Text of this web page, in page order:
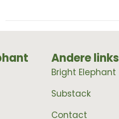
Andere links
Bright Elephant
Substack
Contact